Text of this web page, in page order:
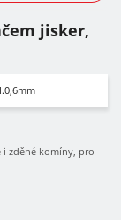
jisker,
i zděné komíny, pro